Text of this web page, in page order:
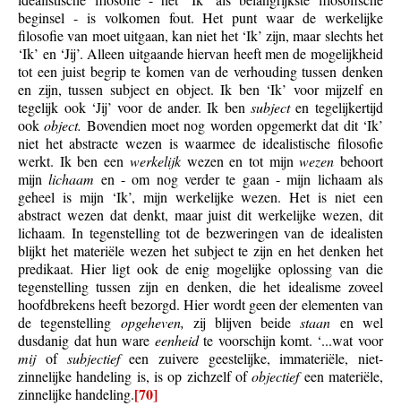
beginsel - is volkomen fout. Het punt waar de werkelijke
filosofie van moet uitgaan, kan niet het ‘Ik’ zijn, maar slechts het
‘Ik’ en ‘Jij’. Alleen uitgaande hiervan heeft men de mogelijkheid
tot een juist begrip te komen van de verhouding tussen denken
en zijn, tussen subject en object. Ik ben ‘Ik’ voor mijzelf en
tegelijk ook ‘Jij’ voor de ander. Ik bensubjecten tegelijkertijd
ookobject. Bovendien moet nog worden opgemerkt dat dit ‘Ik’
niet het abstracte wezen is waarmee de idealistische filosofie
werkt. Ik ben een werkelijk wezen en tot mijnwezen behoort
mijnlichaam en - om nog verder te gaan - mijn lichaam als
geheel is mijn ‘Ik’, mijn werkelijke wezen. Het is niet een
abstract wezen dat denkt, maar juist dit werkelijke wezen, dit
lichaam. In tegenstelling tot de bezweringen van de idealisten
blijkt het materiële wezen het subject te zijn en het denken het
predikaat. Hier ligt ook de enig mogelijke oplossing van die
tegenstelling tussen zijn en denken, die het idealisme zoveel
hoofdbrekens heeft bezorgd. Hier wordt geen der elementen van
de tegenstelling opgeheven, zij blijven beidestaan en wel
dusdanig dat hun ware eenheidte voorschijn komt. ‘...wat voor
mij of subjectiefeen zuivere geestelijke, immateriële, niet-
zinnelijke handeling is, is op zichzelf ofobjectiefeen materiële,
zinnelijke handeling.[70]